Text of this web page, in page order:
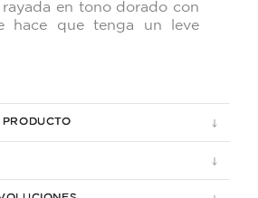
rayada en tono dorado con
hace que tenga un leve